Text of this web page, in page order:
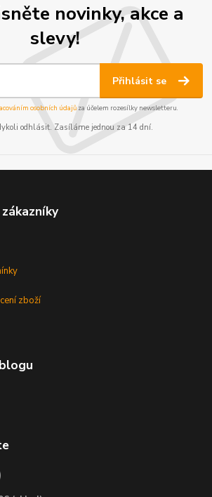
novinky, akce a
slevy!
Přihlásit se
osobních údajůza účelem rozesílky newsletteru.
odhlásit. Zasíláme jednou za 14 dní.
zboží